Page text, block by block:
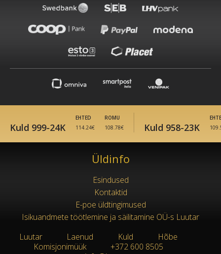
Kuld 999-24K
EHTED
114.24€
ROMU
108.78€
Kuld 958-23K
Üldinfo
Esindused
Kontaktid
E-poe üldtingimused
Isikuandmete töötlemine ja säilitamine OÜ-s Luutar
Luutar
|
Laenud Kuld
●
Hõbe
Komisjonimüük +372 600 8505